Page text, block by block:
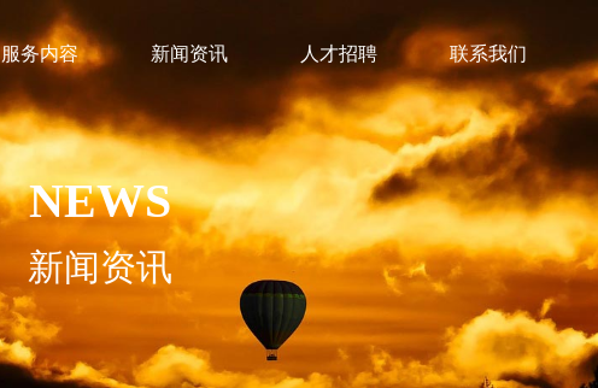
服务内容 新闻资讯 人才招聘 联系我们
NEWS
新闻资讯